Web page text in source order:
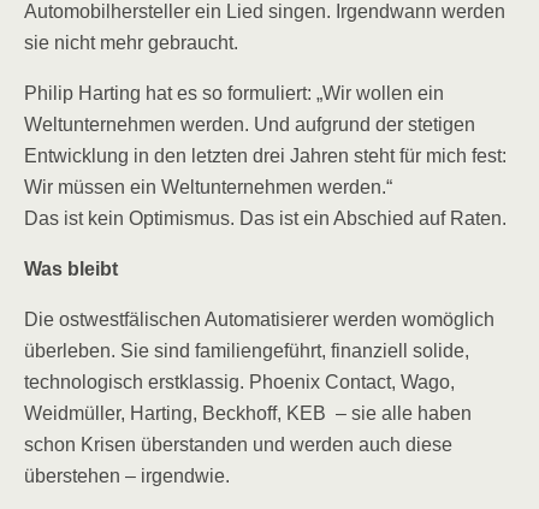
Automobilhersteller ein Lied singen. Irgendwann werden
sie nicht mehr gebraucht.
Philip Harting hat es so formuliert: „Wir wollen ein
Weltunternehmen werden. Und aufgrund der stetigen
Entwicklung in den letzten drei Jahren steht für mich fest:
Wir müssen ein Weltunternehmen werden.“
Das ist kein Optimismus. Das ist ein Abschied auf Raten.
Was bleibt
Die ostwestfälischen Automatisierer werden womöglich
überleben. Sie sind familiengeführt, finanziell solide,
technologisch erstklassig. Phoenix Contact, Wago,
Weidmüller, Harting, Beckhoff, KEB – sie alle haben
schon Krisen überstanden und werden auch diese
überstehen – irgendwie.